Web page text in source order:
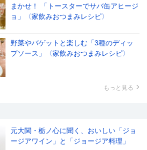
まかせ！ 「トースターでサバ缶アヒージ
ョ」〈家飲みおつまみレシピ〉
野菜やバゲットと楽しむ「3種のディッ
プソース」〈家飲みおつまみレシピ〉
もっと見る
元大関・栃ノ心に聞く、おいしい「ジョ
ージアワイン」と「ジョージア料理」